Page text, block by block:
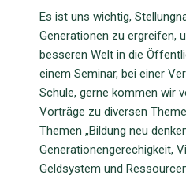
Es ist uns wichtig,
Generationen zu ergreifen,
besseren Welt in die
einem Seminar, bei einer
Schule, gerne kommen wir
Vorträge zu diversen
Themen „Bildung neu
Generationengerechigkeit,
Geldsystem und